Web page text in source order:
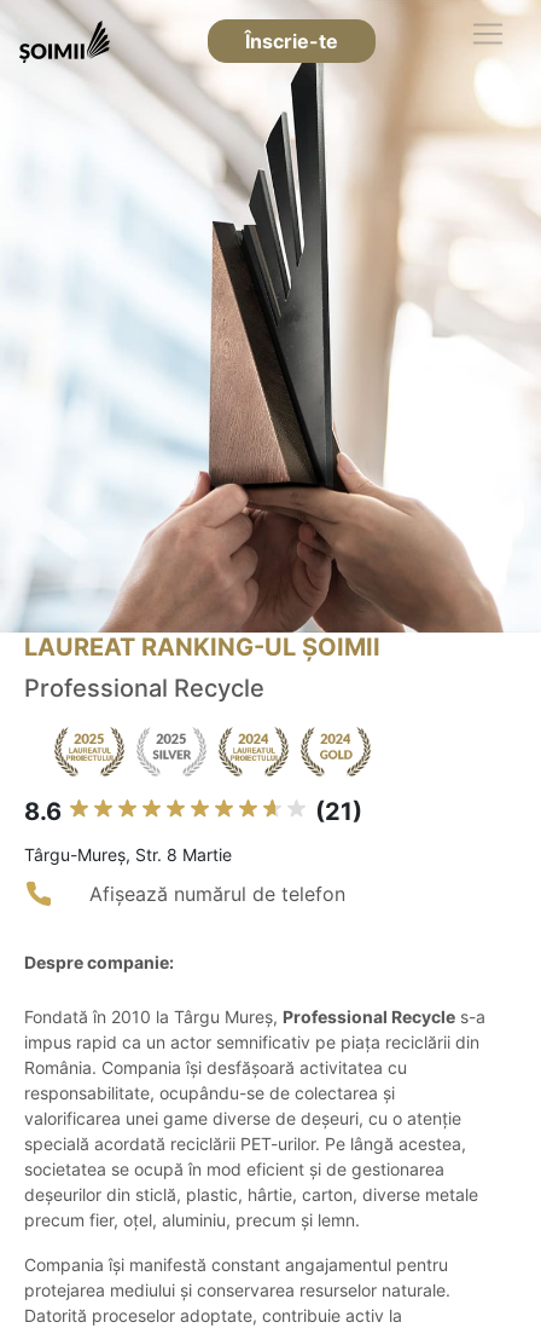
Înscrie-te
LAUREAT RANKING-UL ȘOIMII
Professional Recycle
8.6 (21)
Târgu-Mureş, Str. 8 Martie
Afișează numărul de telefon
Despre companie:
Fondată în 2010 la Târgu Mureș, Professional Recycle s-a
impus rapid ca un actor semnificativ pe piața reciclării din
România. Compania își desfășoară activitatea cu
responsabilitate, ocupându-se de colectarea și
valorificarea unei game diverse de deșeuri, cu o atenție
specială acordată reciclării PET-urilor. Pe lângă acestea,
societatea se ocupă în mod eficient și de gestionarea
deșeurilor din sticlă, plastic, hârtie, carton, diverse metale
precum fier, oțel, aluminiu, precum și lemn.
Compania își manifestă constant angajamentul pentru
protejarea mediului și conservarea resurselor naturale.
Datorită proceselor adoptate, contribuie activ la